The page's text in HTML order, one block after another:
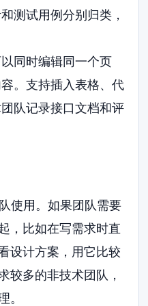
测试用例分别归类，
同时编辑同一个页
。支持插入表格、代
队记录接口文档和评
使用。如果团队需要
，比如在写需求时直
设计方案，用它比较
较多的非技术团队，
。